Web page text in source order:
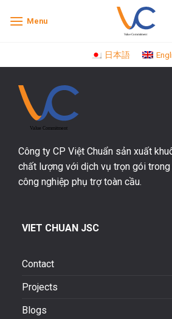
Menu
日本語
Công ty CP Việt Chuẩn sản xuất
chất lượng với dịch vụ trọn gói
công nghiệp phụ trợ toàn cầu.
VIET CHUAN JSC
Contact
Projects
Blogs